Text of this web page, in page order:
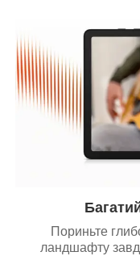
Пориньте
ландшафту